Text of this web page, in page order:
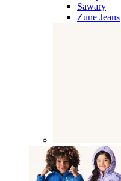
Sawary
Zune Jeans